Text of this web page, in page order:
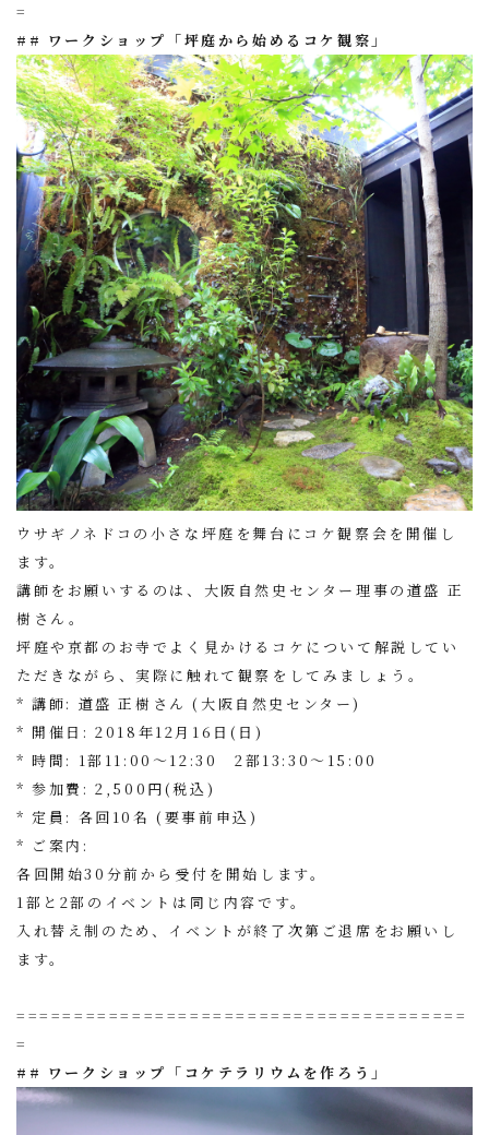
=
## ワークショップ「坪庭から始めるコケ観察」
ウサギノネドコの小さな坪庭を舞台にコケ観察会を開催し
ます。
講師をお願いするのは、大阪自然史センター理事の道盛 正
樹さん。
坪庭や京都のお寺でよく見かけるコケについて解説してい
ただきながら、実際に触れて観察をしてみましょう。
* 講師: 道盛 正樹さん (大阪自然史センター)
* 開催日: 2018年12月16日(日)
* 時間: 1部11:00〜12:30 2部13:30〜15:00
* 参加費: 2,500円(税込)
* 定員: 各回10名 ( 要事前申込)
* ご案内:
各回開始30分前から受付を開始します。
1部と2部のイベントは同じ内容です。
入れ替え制のため、イベントが終了次第ご退席をお願いし
ます。
=======================================
=
## ワークショップ「コケテラリウムを作ろう」